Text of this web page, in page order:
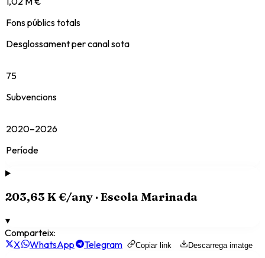
Fons públics totals
Desglossament per canal sota
75
Subvencions
2020–2026
Període
203,63 K €/any ·Escola Marinada
▾
Comparteix:
X
WhatsApp Telegram Copiar link Descarrega imatge